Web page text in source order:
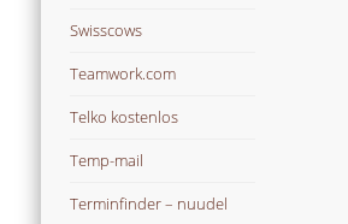
Swisscows
Teamwork.com
Telko kostenlos
Temp-mail
Terminfinder – nuudel